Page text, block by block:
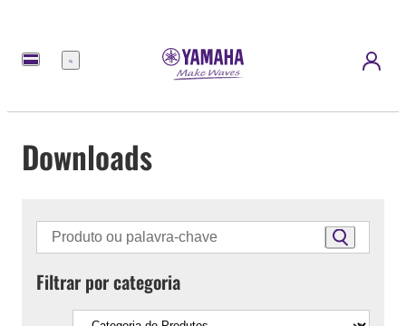
Menu
Downloads
Filtrar por categoria